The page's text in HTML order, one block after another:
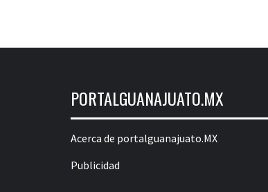
PORTALGUANAJUATO.MX
Acerca de portalguanajuato.MX
Publicidad